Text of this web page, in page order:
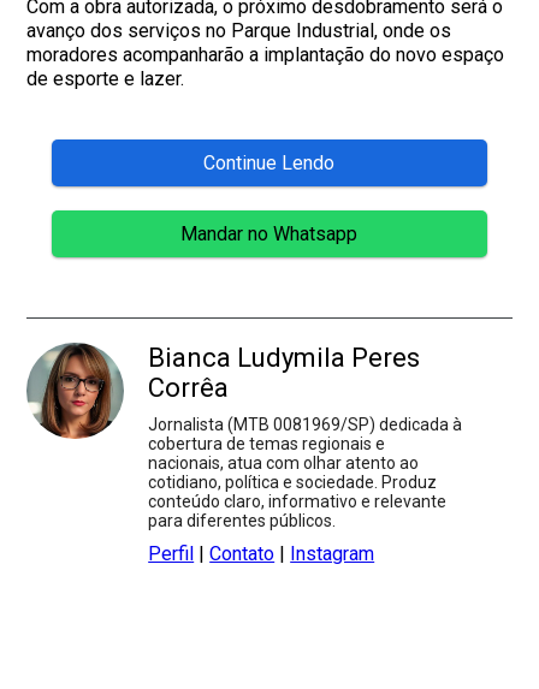
Com a obra autorizada, o próximo desdobramento será o
avanço dos serviços no Parque Industrial, onde os
moradores acompanharão a implantação do novo espaço
de esporte e lazer.
Continue Lendo
Mandar no Whatsapp
Bianca Ludymila Peres
Corrêa
Jornalista (MTB 0081969/SP) dedicada à
cobertura de temas regionais e
nacionais, atua com olhar atento ao
cotidiano, política e sociedade. Produz
conteúdo claro, informativo e relevante
para diferentes públicos.
Perfil |Contato | Instagram